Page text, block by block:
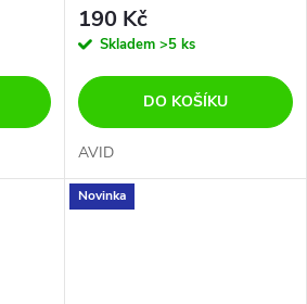
190 Kč
Skladem >5 ks
DO KOŠÍKU
AVID
Novinka